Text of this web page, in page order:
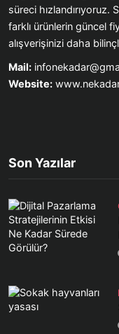
süreci
farklı ürünlerin güncel
alışverişinizi daha
Mail:
Website:
Son Yazılar